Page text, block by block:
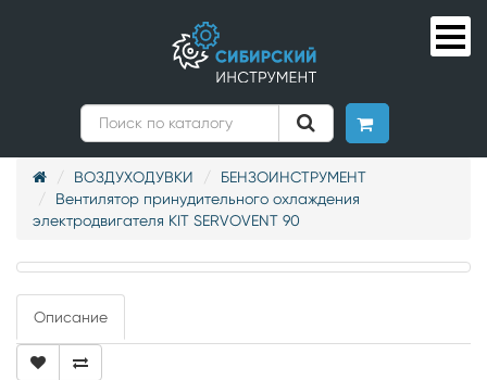
ВОЗДУХОДУВКИ
БЕНЗОИНСТРУМЕНТ
Вентилятор принудительного охлаждения
электродвигателя KIT SERVOVENT 90
Описание